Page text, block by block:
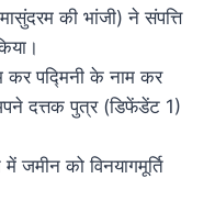
की भांजी) ने संपत्ति
कर पद्मिनी के नाम कर
दत्तक पुत्र (डिफेंडेंट 1)
जमीन को विनयागमूर्ति